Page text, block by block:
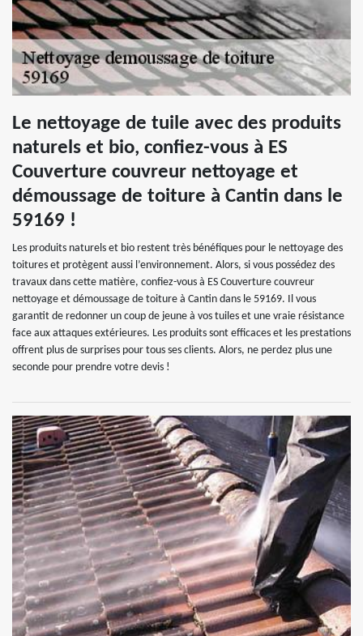
Le nettoyage de tuile avec des produits
naturels et bio, confiez-vous à ES
Couverture couvreur nettoyage et
démoussage de toiture à Cantin dans le
59169 !
Les produits naturels et bio restent très bénéfiques pour le nettoyage des
toitures et protègent aussi l’environnement. Alors, si vous possédez des
travaux dans cette matière, confiez-vous à ES Couverture couvreur
nettoyage et démoussage de toiture à Cantin dans le 59169. Il vous
garantit de redonner un coup de jeune à vos tuiles et une vraie résistance
face aux attaques extérieures. Les produits sont efficaces et les prestations
offrent plus de surprises pour tous ses clients. Alors, ne perdez plus une
seconde pour prendre votre devis !